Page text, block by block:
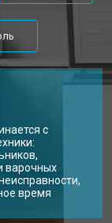
с
варочных
время